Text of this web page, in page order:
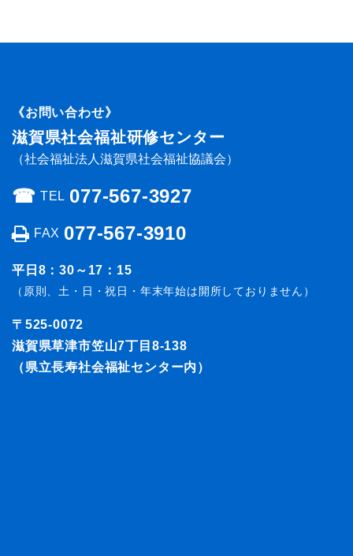
《お問い合わせ》
滋賀県社会福祉研修センター
（社会福祉法人滋賀県社会福祉協議会）
☎︎ TEL 077-567-3927
FAX 077-567-3910
平日8：30～17：15
（原則、土・日・祝日・年末年始は開所しておりません）
〒525-0072
滋賀県草津市笠山7丁目8-138
（県立長寿社会福祉センター内）